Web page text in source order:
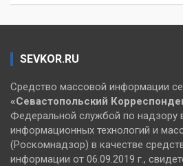
SEVKOR.RU
Средство массовой информации
«Севастопольский
Федеральной службой по надзору
информационных технологий и
(Роскомнадзор) в качестве
информации от 06.09.2019 г.,